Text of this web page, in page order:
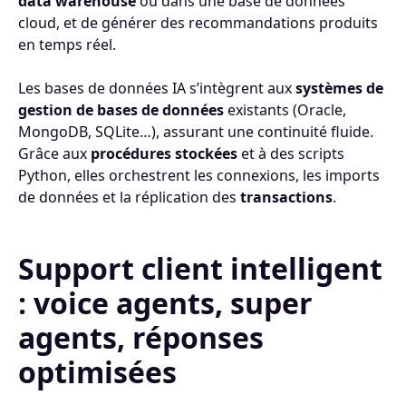
cloud, et de générer des recommandations produits
en temps réel.
Les bases de données IA s’intègrent auxsystèmes de
gestion de bases de donnéesexistants (Oracle,
MongoDB, SQLite…), assurant une continuité fluide.
Grâce aux procédures stockéeset à des scripts
Python, elles orchestrent les connexions, les imports
de données et la réplication des transactions.
Support client intelligent
: voice agents, super
agents, réponses
optimisées